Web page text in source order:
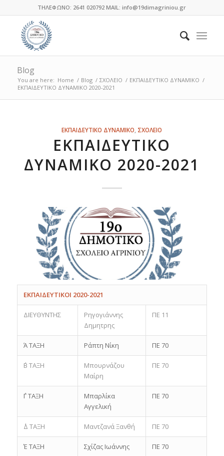
ΤΗΛΕΦΩΝΟ: 2641 020792 MAIL: info@19dimagriniou.gr
Blog
You are here: Home / Blog / ΣΧΟΛΕΙΟ / ΕΚΠΑΙΔΕΥΤΙΚΟ ΔΥΝΑΜΙΚΟ /
ΕΚΠΑΙΔΕΥΤΙΚΟ ΔΥΝΑΜΙΚΟ 2020-2021
ΕΚΠΑΙΔΕΥΤΙΚΟ ΔΥΝΑΜΙΚΟ ΣΧΟΛΕΙΟ
ΕΚΠΑΙΔΕΥΤΙΚΟ
ΔΥΝΑΜΙΚΟ 2020-2021
ΕΚΠΑΙΔΕΥΤΙΚΟΙ 2020-2021
ΔΙΕΥΘΥΝΤΗΣ
Ρηγογιάννης
Δημητρης
ΠΕ 11
Ά ΤΑΞΗ Ράπτη Νίκη ΠΕ 70
΄Β ΤΑΞΗ
Μπουρνάζου
Μαίρη
ΠΕ 70
΄Γ ΤΑΞΗ
Μπαρλίκα
Αγγελική
ΠΕ 70
΄Δ ΤΑΞΗ Μαντζανά Ξανθή ΠΕ 70
Έ ΤΑΞΗ Σχίζας Ιωάννης ΠΕ 70